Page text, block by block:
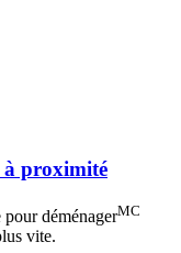
à proximité
déménagerMC
vite.